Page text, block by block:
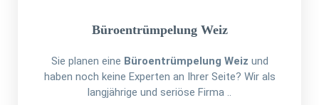
Büroentrümpelung Weiz
Sie planen eine Büroentrümpelung Weiz und
haben noch keine Experten an Ihrer Seite? Wir als
langjährige und seriöse Firma ..